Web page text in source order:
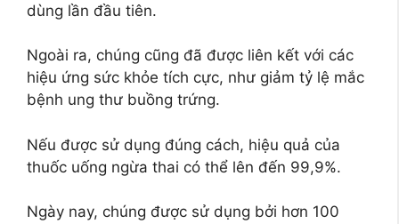
dùng lần đầu tiên.
Ngoài ra, chúng cũng đã được liên kết với các
hiệu ứng sức khỏe tích cực, như giảm tỷ lệ mắc
bệnh ung thư buồng trứng.
Nếu được sử dụng đúng cách, hiệu quả của
thuốc uống ngừa thai có thể lên đến 99,9%.
Ngày nay, chúng được sử dụng bởi hơn 100